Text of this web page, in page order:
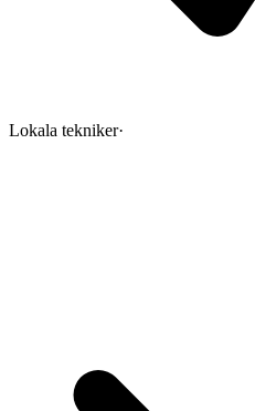
Lokala tekniker·